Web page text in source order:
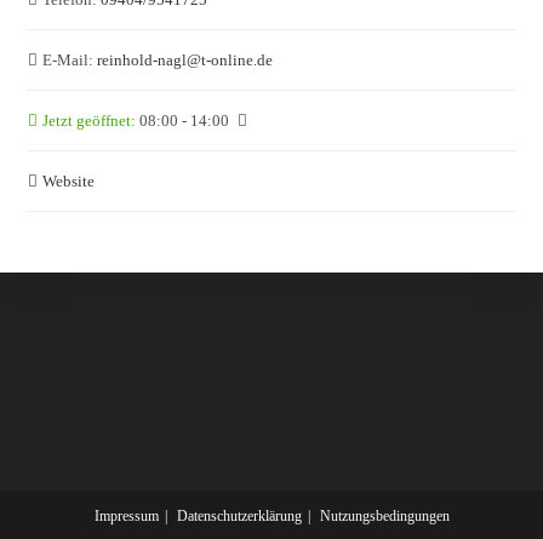
E-Mail: reinhold-nagl@t-online.de
Jetzt geöffnet: 08:00 - 14:00
Website
Impressum Datenschutzerklärung Nutzungsbedingungen